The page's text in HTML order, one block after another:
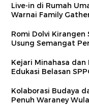
Live-in di Rumah
Warnai Family
Romi Dolvi
Usung Semangat
Kejari Minahasa
Edukasi Belasan
Kolaborasi Budaya
Penuh Waraney